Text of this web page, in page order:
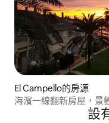
El Campello的房源
海濱一線翻新房屋，景
設